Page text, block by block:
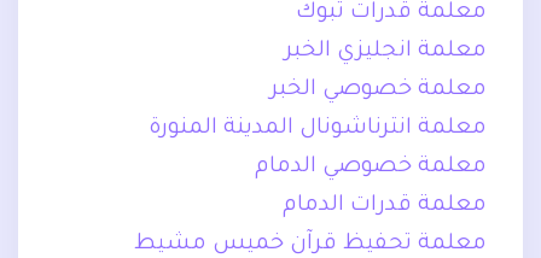
معلمة قدرات تبوك
معلمة انجليزي الخبر
معلمة خصوصي الخبر
معلمة انترناشونال المدينة المنورة
معلمة خصوصي الدمام
معلمة قدرات الدمام
معلمة تحفيظ قرآن خميس مشيط